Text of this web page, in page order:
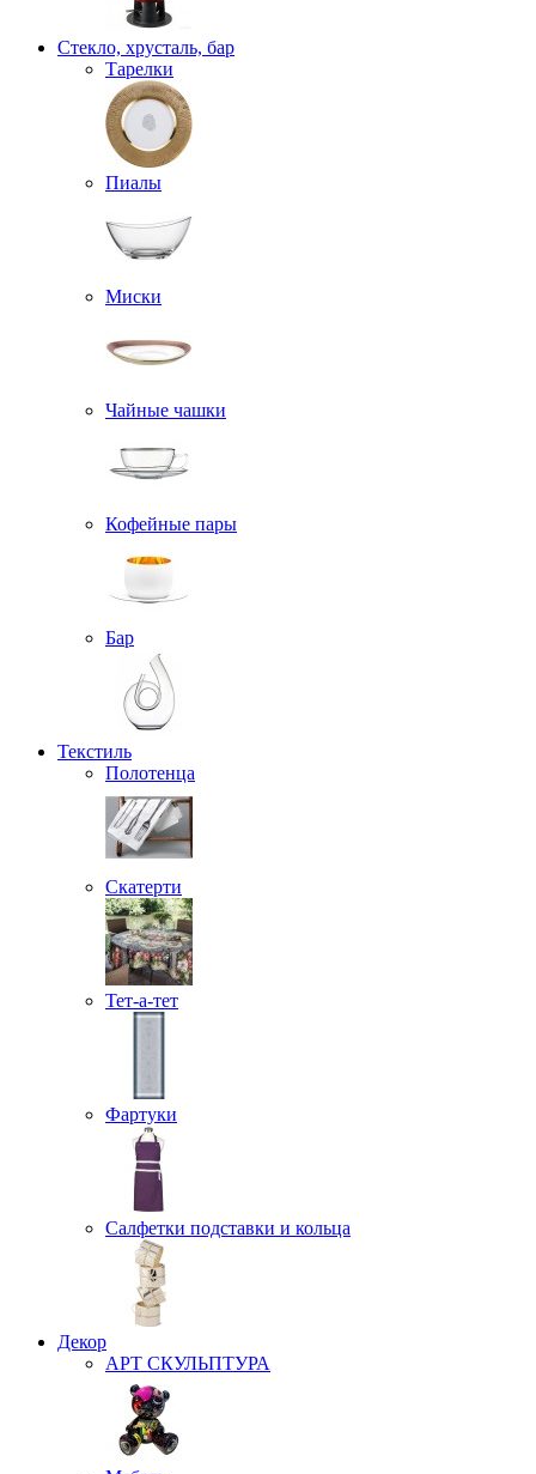
Стекло, хрусталь, бар
Тарелки
Пиалы
Миски
Чайные чашки
Кофейные пары
Бар
Текстиль
Полотенца
Скатерти
Тет-а-тет
Фартуки
Салфетки подставки и кольца
Декор
АРТ СКУЛЬПТУРА